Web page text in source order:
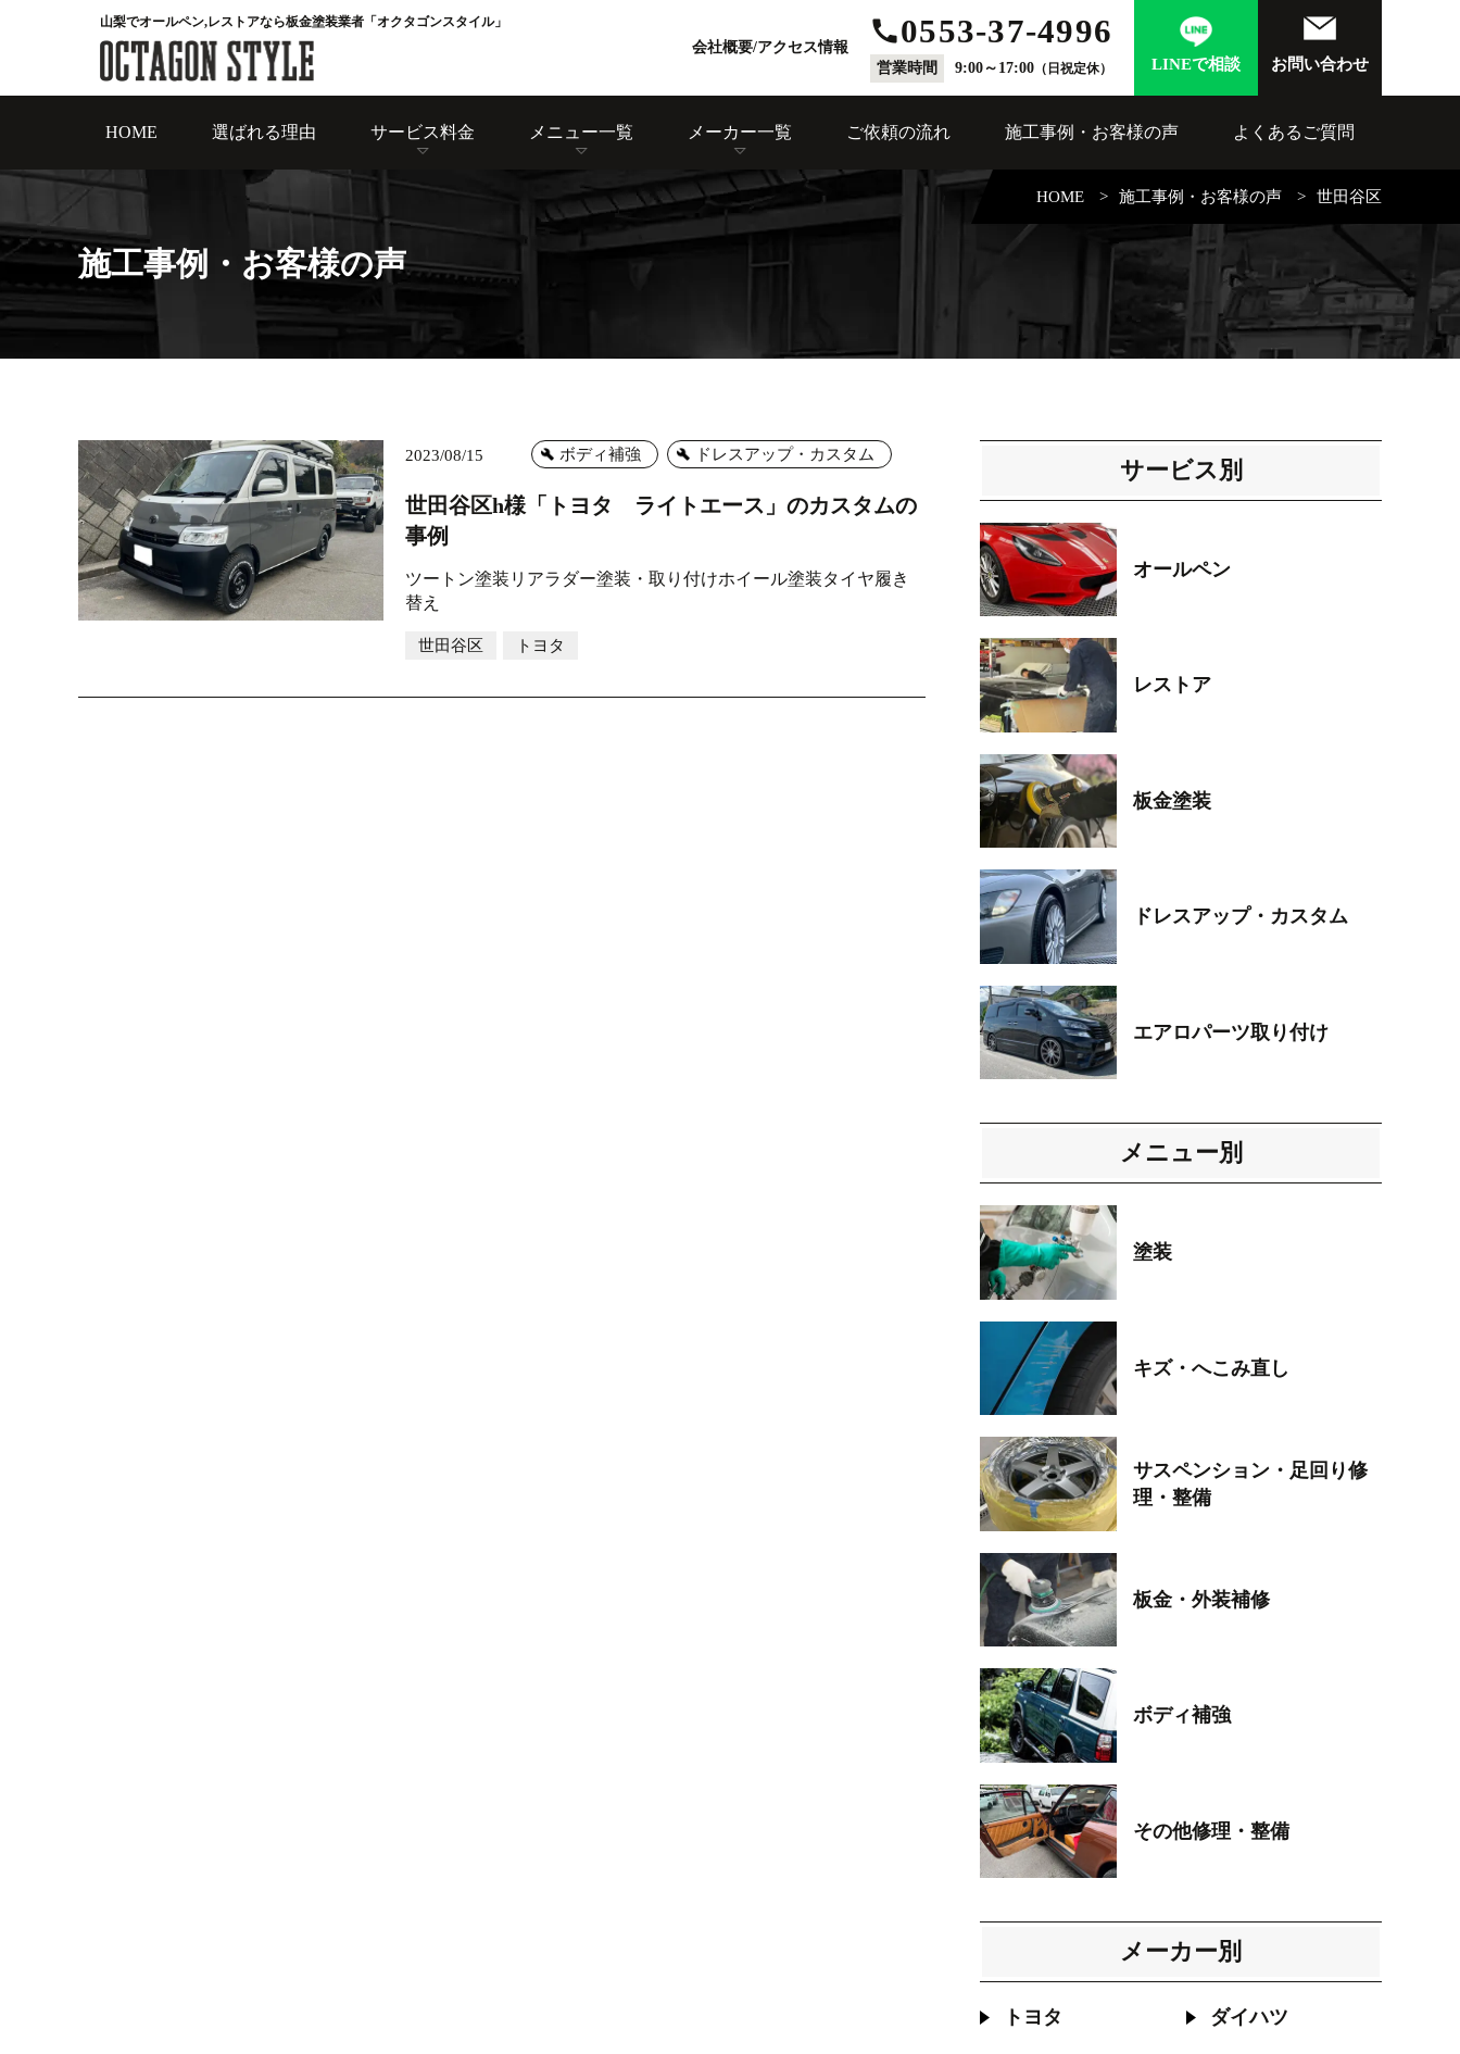
山梨でオールペン,レストアなら板金塗装業者「オクタゴンスタイル」
会社概要/アクセス情報 0553-37-4996
営業時間 9:00～17:00 （日祝定休） LINEで相談 お問い合わせ
HOME 選ばれる理由 サービス料金 メニュー一覧 メーカー一覧 ご依頼の流れ 施工事例・お客様の声 よくあるご質問
施工事例・お客様の声
HOME 施工事例・お客様の声 世田谷区
2023/08/15 ボディ補強 ドレスアップ・カスタム
世田谷区h様「トヨタ ライトエース」のカスタムの
事例
ツートン塗装リアラダー塗装・取り付けホイール塗装タイヤ履き
替え
世田谷区 トヨタ
サービス別
オールペン
レストア
板金塗装
ドレスアップ・カスタム
エアロパーツ取り付け
メニュー別
塗装
キズ・へこみ直し
サスペンション・足回り修
理・整備
板金・外装補修
ボディ補強
その他修理・整備
メーカー別
トヨタ ダイハツ